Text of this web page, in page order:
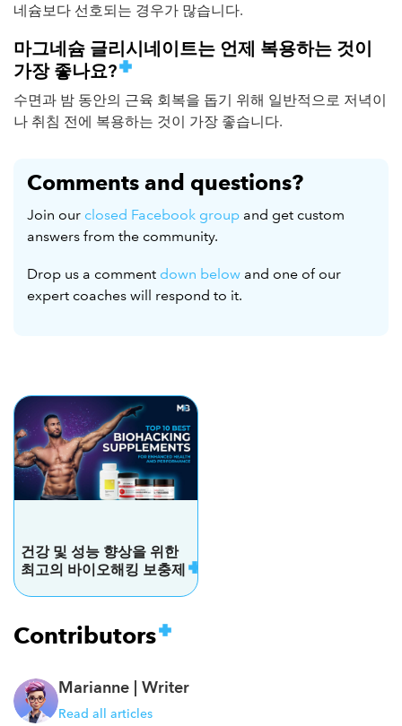
네슘보다 선호되는 경우가 많습니다.
마그네슘 글리시네이트는 언제 복용하는 것이
가장 좋나요?
수면과 밤 동안의 근육 회복을 돕기 위해 일반적으로 저녁이
나 취침 전에 복용하는 것이 가장 좋습니다.
Comments and questions?
Join our closed Facebook group and get custom
answers from the community.
Drop us a comment down below and one of our
expert coaches will respond to it.
건강 및 성능 향상을 위한
최고의 바이오해킹 보충제
Contributors
Marianne | Writer
Read all articles